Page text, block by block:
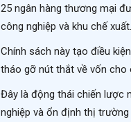
25 ngân hàng thương mại
công nghiệp và khu chế xuất.
Chính sách này tạo điều
tháo gỡ nút thắt về vốn cho
Đây là động thái chiến lược
nghiệp và ổn định thị